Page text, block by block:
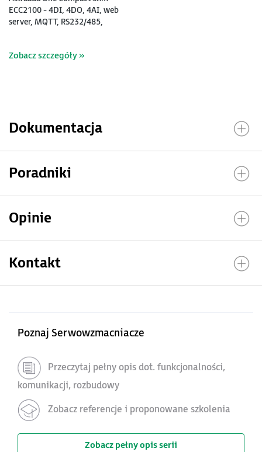
ECC2100 - 4DI, 4DO, 4AI, web
server, MQTT, RS232/485,
Zobacz szczegóły »
Dokumentacja
Poradniki
Opinie
Kontakt
Poznaj Serwowzmacniacze
Przeczytaj pełny opis dot. funkcjonalności,
komunikacji, rozbudowy
Zobacz referencje i proponowane szkolenia
Zobacz pełny opis serii